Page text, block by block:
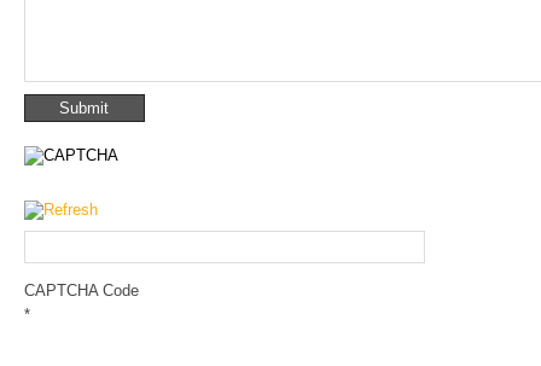
CAPTCHA Code
*